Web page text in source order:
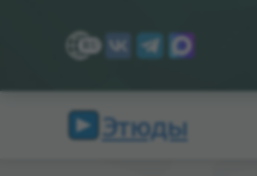
Этюды